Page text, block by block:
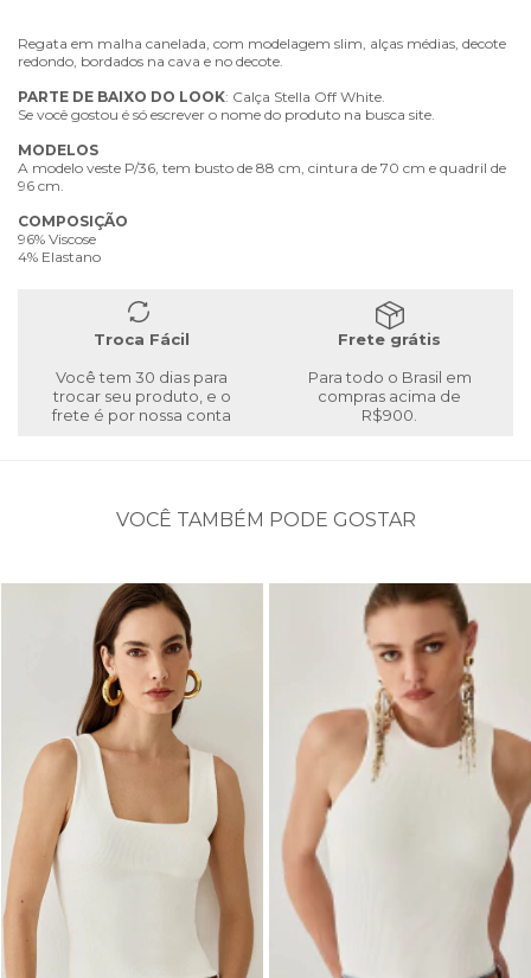
Regata em malha canelada, com modelagem slim, alças médias, decote
redondo, bordados na cava e no decote.
PARTE DE BAIXO DO LOOK: Calça Stella Off White.
Se você gostou é só escrever o nome do produto na busca site.
MODELOS
A modelo veste P/36, tem busto de 88 cm, cintura de 70 cm e quadril de
96 cm.
COMPOSIÇÃO
96% Viscose
4% Elastano
Troca Fácil
Você tem 30 dias para
trocar seu produto, e o
frete é por nossa conta
Frete grátis
Para todo o Brasil em
compras acima de
R$900.
VOCÊ TAMBÉM PODE GOSTAR